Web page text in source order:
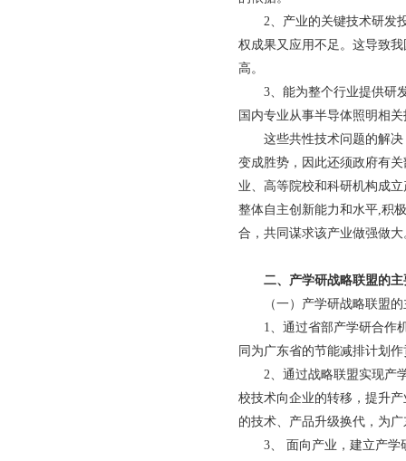
2、产业的关键技术研发
权成果又应用不足。这导致
高。
3、能为整个行业提供研
国内专业从事半导体照明相
这些共性技术问题的解
变成胜势，因此还须政府有
业、高等院校和科研机构成
整体自主创新能力和水平,积
合，共同谋求该产业做强做大
二、产学研战略联盟的
（一）产学研战略联盟
1、通过省部产学研合作
同为广东省的节能减排计划
2、通过战略联盟实现产
校技术向企业的转移，提升
的技术、产品升级换代，为
3、 面向产业，建立产